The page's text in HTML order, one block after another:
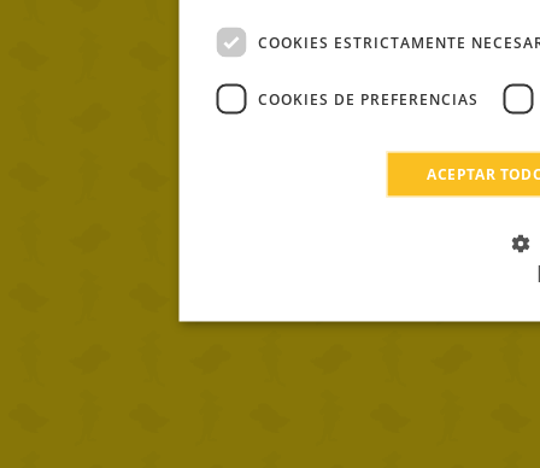
COOKIES ESTRICTAMENTE
COOKIES DE PREFERENCIAS
ACEPTAR